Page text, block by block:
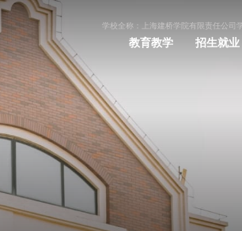
学校全称：上海建桥学院有限责任公司
教育教学 招生就业